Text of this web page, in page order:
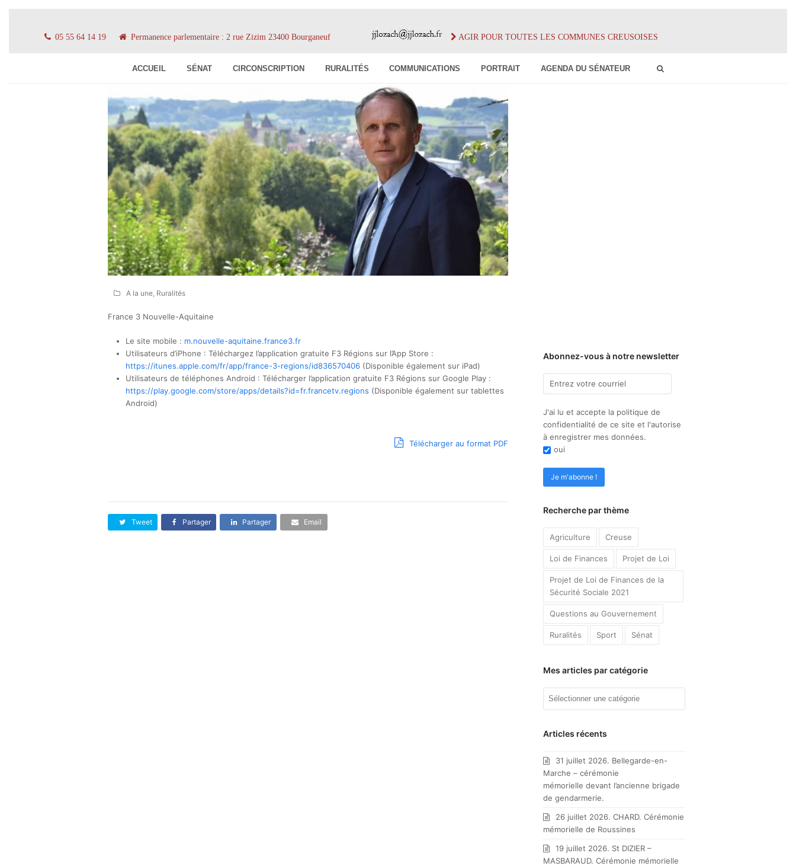
05 55 64 14 19 Permanence parlementaire : 2 rue Zizim 23400 Bourganeuf AGIR POUR TOUTES LES COMMUNES CREUSOISES
ACCUEIL SÉNAT CIRCONSCRIPTION RURALITÉS COMMUNICATIONS PORTRAIT AGENDA DU SÉNATEUR
A la une Ruralités
France 3 Nouvelle-Aquitaine
Le site mobile : m.nouvelle-aquitaine.france3.fr
Utilisateurs d’iPhone : Téléchargez l’application gratuite F3 Régions sur l’App Store :
https://itunes.apple.com/fr/app/france-3-regions/id836570406 (Disponible également sur iPad)
Utilisateurs de téléphones Android : Télécharger l’application gratuite F3 Régions sur Google Play :
https://play.google.com/store/apps/details?id=fr.francetv.regions (Disponible également sur tablettes
Android)
Télécharger au format PDF
Tweet Partager Partager Email
Abonnez-vous à notre newsletter
J'ai lu et accepte la politique de
confidentialité de ce site et l'autorise
à enregistrer mes données.
oui
Recherche par thème
Agriculture Creuse
Loi de Finances Projet de Loi
Projet de Loi de Finances de la
Sécurité Sociale 2021
Questions au Gouvernement
Ruralités Sport Sénat
Mes articles par catégorie
Mes
catégorie
Articles récents
31 juillet 2026. Bellegarde-en-
Marche – cérémonie
mémorielle devant l’ancienne brigade
de gendarmerie.
26 juillet 2026. CHARD. Cérémonie
mémorielle de Roussines
19 juillet 2026. St DIZIER –
MASBARAUD. Cérémonie mémorielle